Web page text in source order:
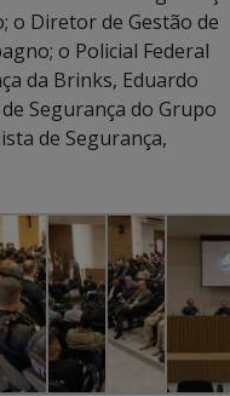
o Diretor de Gestão de
o Policial Federal
da Brinks, Eduardo
Segurança do Grupo
de Segurança,